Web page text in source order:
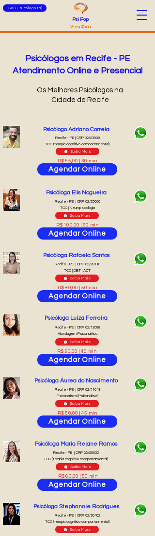
Sou Psicólogo (a)
Psi Pop
Viva Zen
Psicólogos em Recife - PE
Atendimento Online e Presencial
Os Melhores Psicólogos na
Cidade de Recife
Saiba Mais
Psicólogo Adriano Correia
Agendar Online
R$ 55,00 | 30 min
Recife - PE | CRP 02/23909
TCC (terapia cognitivo comportamental)
Saiba Mais
Psicóloga Elis Nogueira
Agendar Online
R$ 100,00 | 60 min
Recife - PE | CRP 02/25006
TCC | Neuropsicologia
Saiba Mais
Psicóloga Rafaela Santos
Agendar Online
R$ 80,00 | 50 min
Recife - PE | CRP 02/28110
TCC | DBT | ACT
Saiba Mais
Psicóloga Luiza Ferreira
Agendar Online
R$ 50,00 | 40 min
Recife - PE | CRP 02/12088
Abordagem Psicanalítica
Saiba Mais
Psicóloga Áurea do Nascimento
Agendar Online
R$ 50,00 | 45 min
Recife - PE | CRP 02/11643
Psicanalista (Psicanálise)
Saiba Mais
Psicóloga Maria Rejane Ramos
Agendar Online
R$ 60,00 | 50 min
Recife - PE | CRP 02/29032
TCC (terapia cognitivo comportamental)
Saiba Mais
Psicóloga Stephannie Rodrigues
Recife - PE | CRP 02/30402
TCC (terapia cognitivo comportamental)